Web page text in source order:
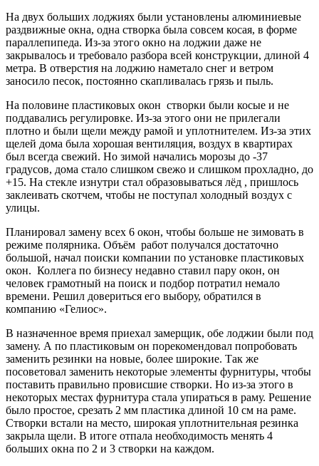
На двух больших лоджиях были установлены алюминиевые
раздвижные окна, одна створка была совсем косая, в форме
параллепипеда. Из-за этого окно на лоджии даже не
закрывалось и требовало разбора всей конструкции, длиной 4
метра. В отверстия на лоджию наметало снег и ветром
заносило песок, постоянно скапливалась грязь и пыль.
На половине пластиковых окон створки были косые и не
поддавались регулировке. Из-за этого они не прилегали
плотно и были щели между рамой и уплотнителем. Из-за этих
щелей дома была хорошая вентиляция, воздух в квартирах
был всегда свежий. Но зимой начались морозы до -37
градусов, дома стало слишком свежо и слишком прохладно, до
+15. На стекле изнутри стал образовываться лёд , пришлось
заклеивать скотчем, чтобы не поступал холодный воздух с
улицы.
Планировал замену всех 6 окон, чтобы больше не зимовать в
режиме полярника. Объём работ получался достаточно
большой, начал поиски компании по установке пластиковых
окон. Коллега по бизнесу недавно ставил пару окон, он
человек грамотный на поиск и подбор потратил немало
времени. Решил довериться его выбору, обратился в
компанию «Гелиос».
В назначенное время приехал замерщик, обе лоджии были под
замену. А по пластиковым он порекомендовал попробовать
заменить резинки на новые, более широкие. Так же
посоветовал заменить некоторые элементы фурнитуры, чтобы
поставить правильно провисшие створки. Но из-за этого в
некоторых местах фурнитура стала упираться в раму. Решение
было простое, срезать 2 мм пластика длиной 10 см на раме.
Створки встали на место, широкая уплотнительная резинка
закрыла щели. В итоге отпала необходимость менять 4
больших окна по 2 и 3 створки на каждом.